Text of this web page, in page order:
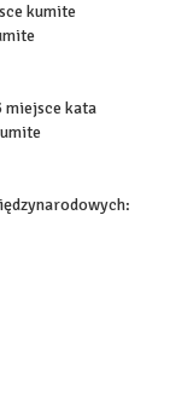
kumite
miejsce kata